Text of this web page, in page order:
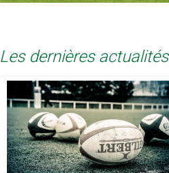
Les dernières actualités